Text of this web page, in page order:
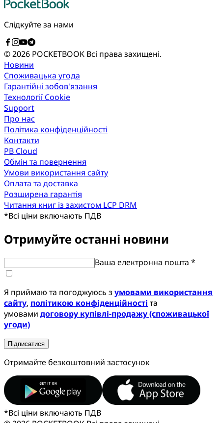
Слідкуйте за нами
© 2026 POCKETBOOK Всі права захищені.
Новини
Споживацька угода
Гарантійні зобов'язання
Технології Cookie
Support
Про нас
Політика конфіденційності
Контакти
PB Cloud
Обмін та повернення
Умови використання сайту
Оплата та доставка
Розширена гарантія
Читання книг із захистом LCP DRM
*Всі ціни включають ПДВ
Отримуйте останні новини
Ваша електронна пошта *
Я приймаю та погоджуюсь з умовами використання
сайту, політикою конфіденційності та
умовами договору купівлі-продажу (споживацької
угоди)
Підписатися
Отримайте безкоштовний застосунок
*Всі ціни включають ПДВ